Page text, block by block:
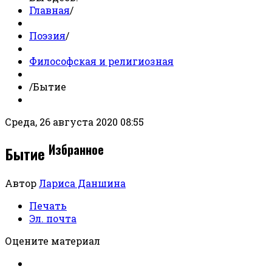
Главная/
Поэзия/
Философская и религиозная
/Бытие
Среда, 26 августа 2020 08:55
Бытие Избранное
Автор Лариса Даншина
Печать
Эл. почта
Оцените материал